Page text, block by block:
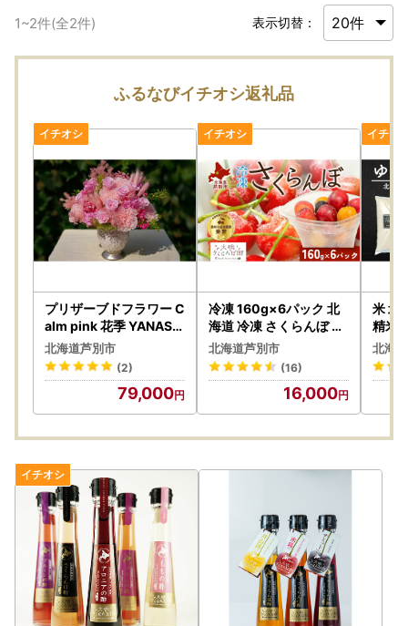
1~2件(全2件) 表示切替：
ふるなびイチオシ返礼品
プリザーブドフラワー C
alm pink 花季 YANASE
design. ピンク
北海道芦別市
(2)
79,000
冷凍 160g×6パック 北
海道 冷凍 さくらんぼ 果
物
北海道芦別市
(16)
16,000
米 北
精米
特A
北海